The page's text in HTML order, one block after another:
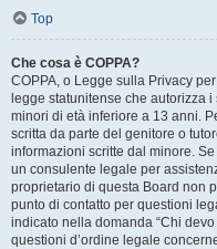
Top
Che cosa è COPPA?
COPPA, o Legge sulla Privacy
legge statunitense che autorizza
minori di età inferiore a 13 anni.
scritta da parte del genitore o
informazioni scritte dal minore.
un consulente legale per
proprietario di questa Board non
punto di contatto per questioni
indicato nella domanda “Chi
questioni d’ordine legale